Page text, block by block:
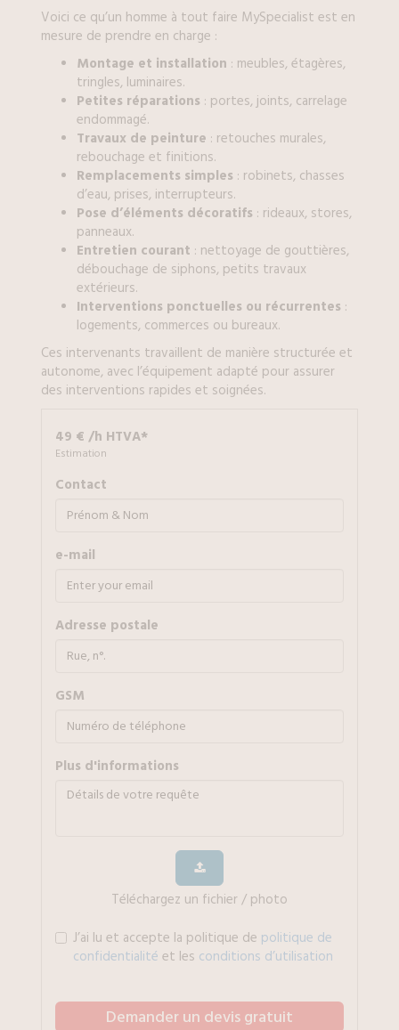
Voici ce qu’un homme à tout faire MySpecialist est en
mesure de prendre en charge :
Montage et installation : meubles, étagères,
tringles, luminaires.
Petites réparations : portes, joints, carrelage
endommagé.
Travaux de peinture : retouches murales,
rebouchage et finitions.
Remplacements simples : robinets, chasses
d’eau, prises, interrupteurs.
Pose d’éléments décoratifs : rideaux, stores,
panneaux.
Entretien courant : nettoyage de gouttières,
débouchage de siphons, petits travaux
extérieurs.
Interventions ponctuelles ou récurrentes :
logements, commerces ou bureaux.
Ces intervenants travaillent de manière structurée et
autonome, avec l’équipement adapté pour assurer
des interventions rapides et soignées.
49 € /h HTVA*
Estimation
Contact
e-mail
Adresse postale
GSM
plus d'informations
Téléchargez un fichier / photo
J’ai lu et accepte la politique de politique de
confidentialité et les conditions d’utilisation
Demander un devis gratuit